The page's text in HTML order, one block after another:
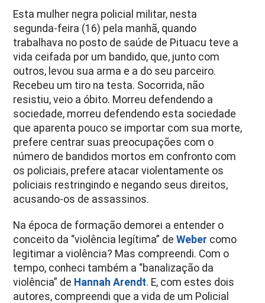
Esta mulher negra policial militar, nesta
segunda-feira (16) pela manhã, quando
trabalhava no posto de saúde de Pituacu teve a
vida ceifada por um bandido, que, junto com
outros, levou sua arma e a do seu parceiro.
Recebeu um tiro na testa. Socorrida, não
resistiu, veio a óbito. Morreu defendendo a
sociedade, morreu defendendo esta sociedade
que aparenta pouco se importar com sua morte,
prefere centrar suas preocupações com o
número de bandidos mortos em confronto com
os policiais, prefere atacar violentamente os
policiais restringindo e negando seus direitos,
acusando-os de assassinos.
Na época de formação demorei a entender o
conceito da “violência legítima” deWeber como
legitimar a violência? Mas compreendi. Com o
tempo, conheci também a “banalização da
violência” de Hannah Arendt. E, com estes dois
autores, compreendi que a vida de um Policial